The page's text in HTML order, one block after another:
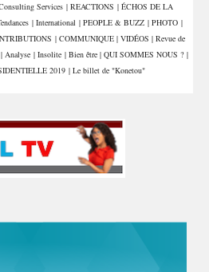
Services | REACTIONS | ÉCHOS DE LA
| International | PEOPLE & BUZZ | PHOTO |
| COMMUNIQUE | VIDÉOS | Revue de
| Analyse | Insolite | Bien être | QUI SOMMES NOUS ? |
2019 | Le billet de "Konetou"